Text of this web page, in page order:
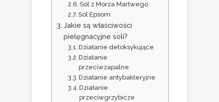
Sól z Morza Martwego
Sól Epsom
Jakie są właściwości
pielęgnacyjne soli?
Działanie detoksykujące
Działanie
przeciwzapalne
Działanie antybakteryjne
Działanie
przeciwgrzybicze